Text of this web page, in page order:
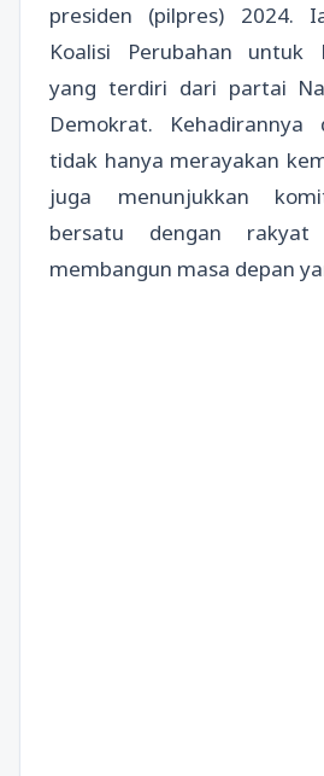
presiden (pilpres) 2024.
Koalisi Perubahan untuk
yang terdiri dari partai
Demokrat.
tidak hanya merayakan
juga menunjukkan
bersatu dengan rakyat
membangun masa depan